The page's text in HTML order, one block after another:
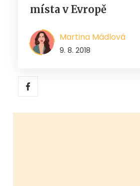
místa v Evropě
Martina Mádlová
9. 8. 2018